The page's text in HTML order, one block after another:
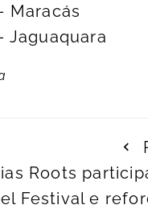
Maracás
Jaguaquara
Roots
Festival e